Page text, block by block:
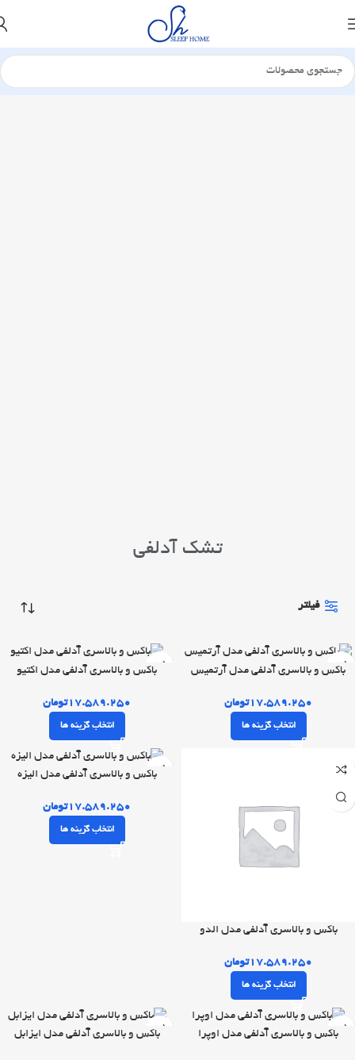
تشک آدلفی
فیلتر
باکس و بالاسری آدلفی مدل آرتمیس
۱۷.۵۸۹.۲۵۰تومان
انتخاب گزینه ها
باکس و بالاسری آدلفی مدل اکتیو
۱۷.۵۸۹.۲۵۰تومان
انتخاب گزینه ها
باکس و بالاسری آدلفی مدل الدو
۱۷.۵۸۹.۲۵۰تومان
انتخاب گزینه ها
باکس و بالاسری آدلفی مدل الیزه
۱۷.۵۸۹.۲۵۰تومان
انتخاب گزینه ها
باکس و بالاسری آدلفی مدل اوپرا باکس و بالاسری آدلفی مدل ایزابل